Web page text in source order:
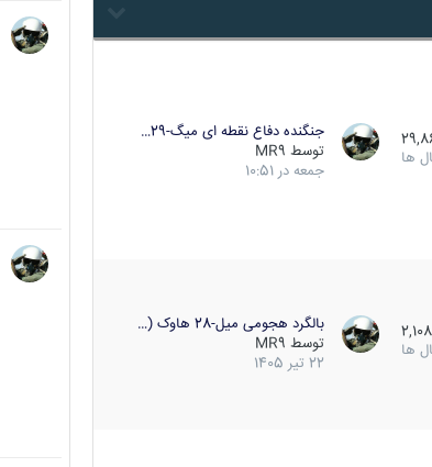
ها
جنگنده دفاع نقطه ای میگ-29…
توسط MR9
جمعه در 10:51
2,108
ها
بالگرد هجومی میل-28 هاوک (…
توسط MR9
22 تیر 1405